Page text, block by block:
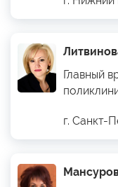
Главный
г. Санкт-